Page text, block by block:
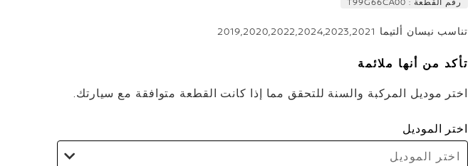
تناسب نيسان ألتيما 2019,2020,2022,2024,2023,2021
تأكد من أنها ملائمة
اختر موديل المركبة والسنة للتحقق مما إذا كانت القطعة متوافقة مع سيارتك.
اختر الموديل
اختر الموديل